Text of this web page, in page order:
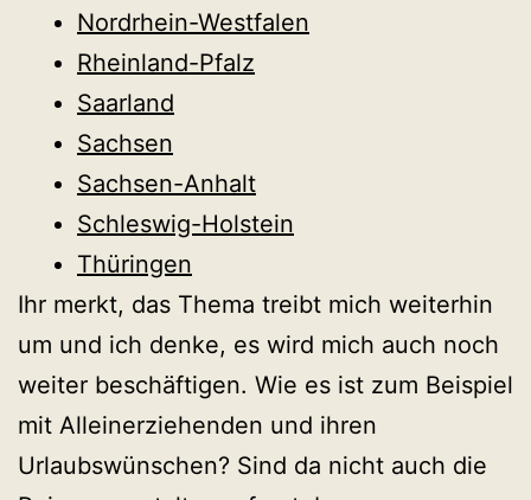
Nordrhein-Westfalen
Rheinland-Pfalz
Saarland
Sachsen
Sachsen-Anhalt
Schleswig-Holstein
Thüringen
Ihr merkt, das Thema treibt mich weiterhin
um und ich denke, es wird mich auch noch
weiter beschäftigen. Wie es ist zum Beispiel
mit Alleinerziehenden und ihren
Urlaubswünschen? Sind da nicht auch die